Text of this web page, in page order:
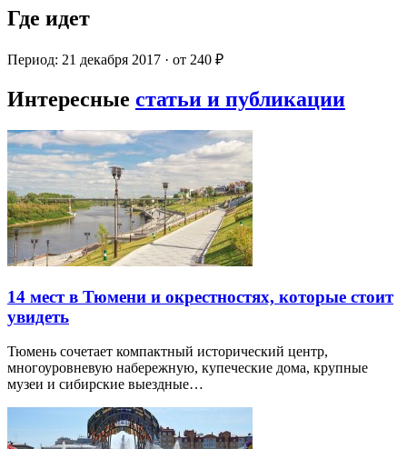
Где идет
Период: 21 декабря 2017 · от 240 ₽
Интересные статьи и публикации
14 мест в Тюмени и окрестностях, которые стоит
увидеть
Тюмень сочетает компактный исторический центр,
многоуровневую набережную, купеческие дома, крупные
музеи и сибирские выездные…